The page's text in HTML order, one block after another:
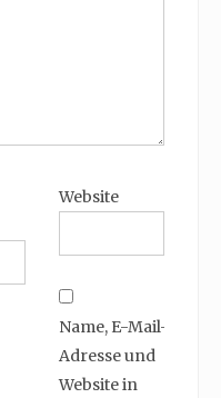
Website
Name, E-Mail-
Adresse und
Website in